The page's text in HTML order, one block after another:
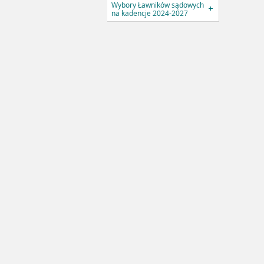
Wybory Ławników sądowych
na kadencje 2024-2027